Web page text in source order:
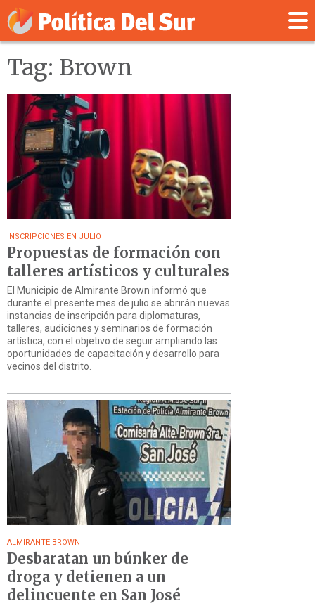
Tag: Brown
INSCRIPCIONES EN JULIO
Propuestas de formación con
talleres artísticos y culturales
El Municipio de Almirante Brown informó que
durante el presente mes de julio se abrirán nuevas
instancias de inscripción para diplomaturas,
talleres, audiciones y seminarios de formación
artística, con el objetivo de seguir ampliando las
oportunidades de capacitación y desarrollo para
vecinos del distrito.
ALMIRANTE BROWN
Desbaratan un búnker de
droga y detienen a un
delincuente en San José